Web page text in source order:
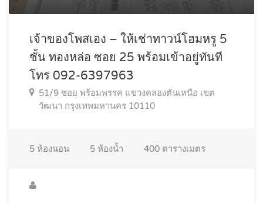
เจ้าของโพสเอง – ให้เช่าทาวน์โฮมหรู 5
ชั้น ทองหล่อ ซอย 25 พร้อมเข้าอยู่ทันที
โทร 092-6397963
51/9 ซอย พร้อมพรรค แขวงคลองตันเหนือ เขต
วัฒนา กรุงเทพมหานคร 10110
5 ห้องนอน 5 ห้องน้ำ 400 ตารางเมตร